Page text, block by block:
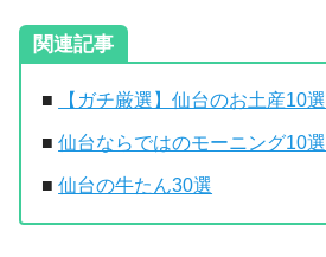
関連記事
■ 【ガチ厳選】仙台のお土産10選
■仙台ならではのモーニング10選
■仙台の牛たん30選